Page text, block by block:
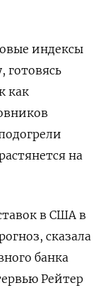
индексы
готовясь
как
на
в США в
сказала
банка
Рейтер